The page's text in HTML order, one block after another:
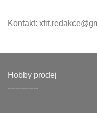
Kontakt:
Hobby prodej
------------